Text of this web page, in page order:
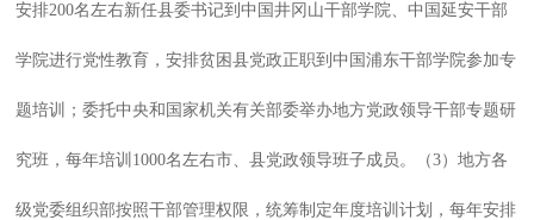
安排200名左右新任县委书记到中国井冈山干部学院、中国延安干部
学院进行党性教育，安排贫困县党政正职到中国浦东干部学院参加专
题培训；委托中央和国家机关有关部委举办地方党政领导干部专题研
究班，每年培训1000名左右市、县党政领导班子成员。（3）地方各
级党委组织部按照干部管理权限，统筹制定年度培训计划，每年安排